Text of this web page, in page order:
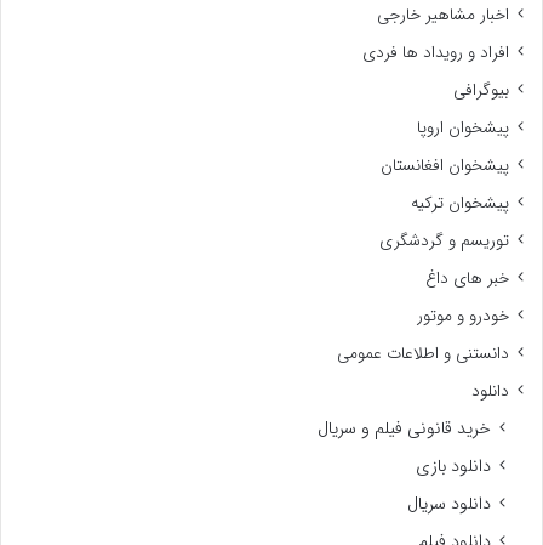
اخبار مشاهیر خارجی
افراد و رویداد ها فردی
بیوگرافی
پیشخوان اروپا
پیشخوان افغانستان
پیشخوان ترکیه
توریسم و گردشگری
خبر های داغ
خودرو و موتور
دانستنی و اطلاعات عمومی
دانلود
خرید قانونی فیلم و سریال
دانلود بازی
دانلود سریال